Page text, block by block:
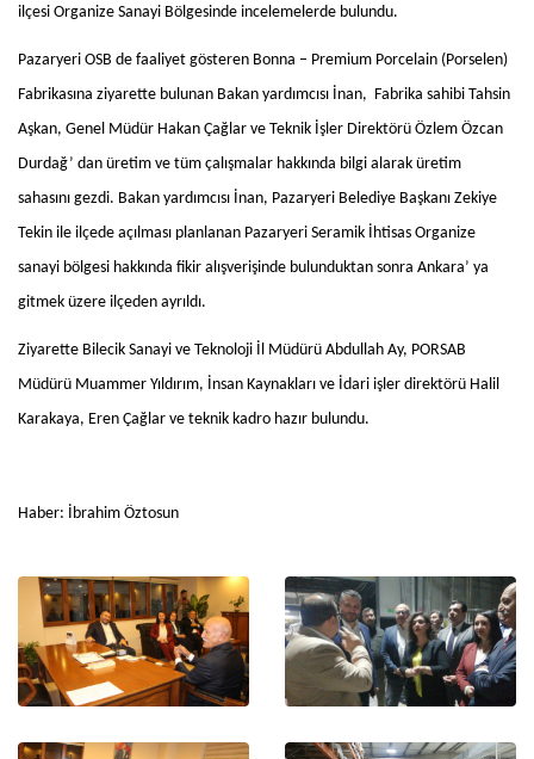
ilçesi Organize Sanayi Bölgesinde incelemelerde bulundu.
Pazaryeri OSB de faaliyet gösteren Bonna – Premium Porcelain (Porselen)
Fabrikasına ziyarette bulunan Bakan yardımcısı İnan, Fabrika sahibi Tahsin
Aşkan, Genel Müdür Hakan Çağlar ve Teknik İşler Direktörü Özlem Özcan
Durdağ’ dan üretim ve tüm çalışmalar hakkında bilgi alarak üretim
sahasını gezdi. Bakan yardımcısı İnan, Pazaryeri Belediye Başkanı Zekiye
Tekin ile ilçede açılması planlanan Pazaryeri Seramik İhtisas Organize
sanayi bölgesi hakkında fikir alışverişinde bulunduktan sonra Ankara’ ya
gitmek üzere ilçeden ayrıldı.
Ziyarette Bilecik Sanayi ve Teknoloji İl Müdürü Abdullah Ay, PORSAB
Müdürü Muammer Yıldırım, İnsan Kaynakları ve İdari işler direktörü Halil
Karakaya, Eren Çağlar ve teknik kadro hazır bulundu.
Haber: İbrahim Öztosun